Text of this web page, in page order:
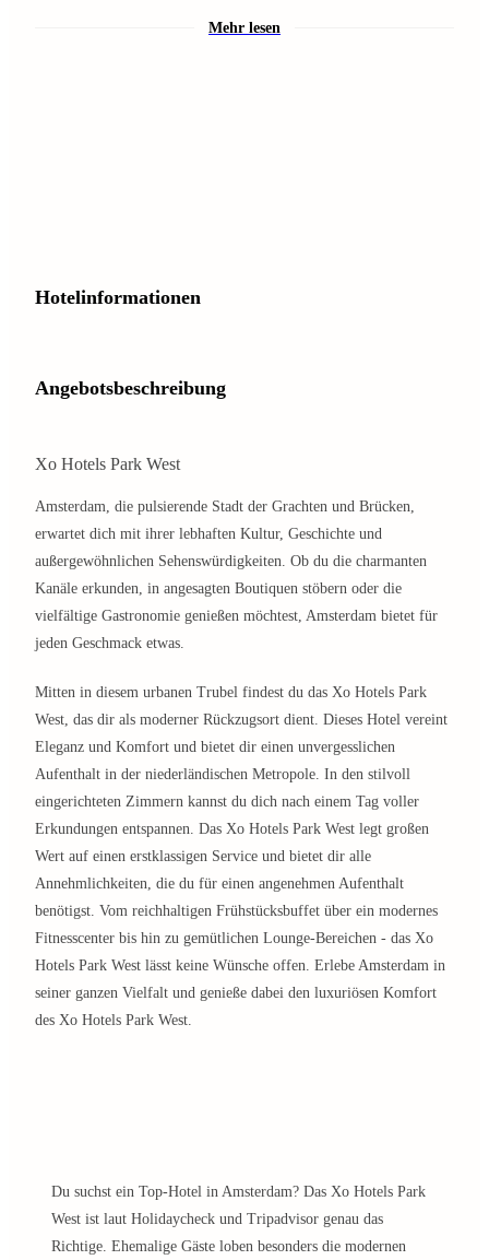
Mehr lesen
Hotelinformationen
Angebotsbeschreibung
Xo Hotels Park West
Amsterdam, die pulsierende Stadt der Grachten und Brücken,
erwartet dich mit ihrer lebhaften Kultur, Geschichte und
außergewöhnlichen Sehenswürdigkeiten. Ob du die charmanten
Kanäle erkunden, in angesagten Boutiquen stöbern oder die
vielfältige Gastronomie genießen möchtest, Amsterdam bietet für
jeden Geschmack etwas.
Mitten in diesem urbanen Trubel findest du das Xo Hotels Park
West, das dir als moderner Rückzugsort dient. Dieses Hotel vereint
Eleganz und Komfort und bietet dir einen unvergesslichen
Aufenthalt in der niederländischen Metropole. In den stilvoll
eingerichteten Zimmern kannst du dich nach einem Tag voller
Erkundungen entspannen. Das Xo Hotels Park West legt großen
Wert auf einen erstklassigen Service und bietet dir alle
Annehmlichkeiten, die du für einen angenehmen Aufenthalt
benötigst. Vom reichhaltigen Frühstücksbuffet über ein modernes
Fitnesscenter bis hin zu gemütlichen Lounge-Bereichen - das Xo
Hotels Park West lässt keine Wünsche offen. Erlebe Amsterdam in
seiner ganzen Vielfalt und genieße dabei den luxuriösen Komfort
des Xo Hotels Park West.
Du suchst ein Top-Hotel in Amsterdam? Das Xo Hotels Park
West ist laut Holidaycheck und Tripadvisor genau das
Richtige. Ehemalige Gäste loben besonders die modernen